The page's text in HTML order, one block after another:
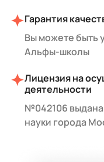
Гарантия
Вы можете быть
Альфы-школы
Лицензия на
деятельности
№042106
науки города